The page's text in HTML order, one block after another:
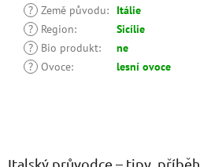
? Země původu:
Itálie
?
Region:
Sicílie
?
Bio produkt:
ne
? Ovoce: lesní ovoce